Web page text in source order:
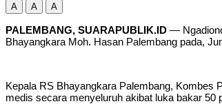
A A A
PALEMBANG, SUARAPUBLIK.ID —
Bhayangkara Moh. Hasan Palembang pada,
Kepala RS Bhayangkara Palembang, Kombes
medis secara menyeluruh akibat luka bakar 50